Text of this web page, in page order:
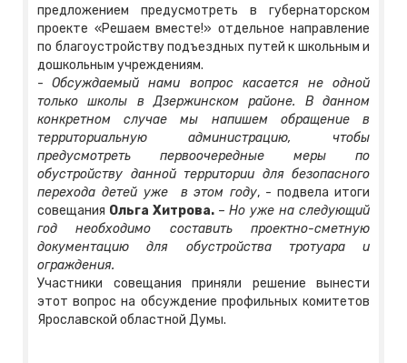
предложением предусмотреть в губернаторском
проекте «Решаем вместе!» отдельное направление
по благоустройству подъездных путей к школьным и
дошкольным учреждениям.
-Обсуждаемый нами вопрос касается не одной
только школы в Дзержинском районе. В данном
конкретном случае мы напишем обращение в
территориальную администрацию, чтобы
предусмотреть первоочередные меры по
обустройству данной территории для безопасного
перехода детей уже в этом году, - подвела итоги
совещания Ольга Хитрова. – Но уже на следующий
год необходимо составить проектно-сметную
документацию для обустройства тротуара и
ограждения.
Участники совещания приняли решение вынести
этот вопрос на обсуждение профильных комитетов
Ярославской областной Думы.